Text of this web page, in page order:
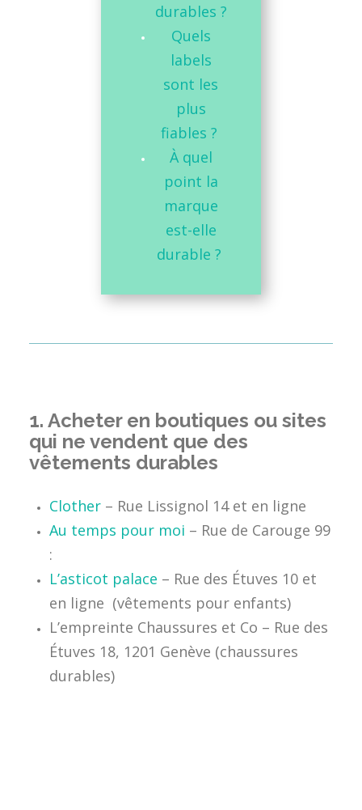
durables ?
Quels
labels
sont les
plus
fiables ?
À quel
point la
marque
est-elle
durable ?
1. Acheter en boutiques ou sites
qui ne vendent que des
vêtements durables
Clother – Rue Lissignol 14 et en ligne
Au temps pour moi – Rue de Carouge 99
:
L’asticot palace – Rue des Étuves 10 et
en ligne (vêtements pour enfants)
L’empreinte Chaussures et Co – Rue des
Étuves 18, 1201 Genève (chaussures
durables)